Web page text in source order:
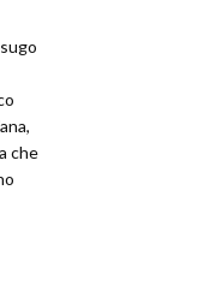
che